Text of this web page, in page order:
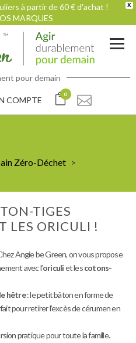
X
à partir de 60 € d'achat !
MARQUES
pour demain
COMPTE
0
Zéro-Déchet
TIGES
LES ORICULI !
Angie be Green, on vous propose
avec l’oriculiet lescotons-
hêtre: le petit bâton en forme de
pour retirer l’excès de cérumen en
pratique pour toute la famille.